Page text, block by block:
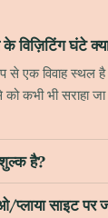
विज़िटिंग घंटे
से एक विवाह स्थल
को कभी भी सराहा
है?
प्लाया साइट